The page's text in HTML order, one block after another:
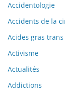
Accidentologie
Accidents de la
Acides gras trans
Activisme
Actualités
Addictions